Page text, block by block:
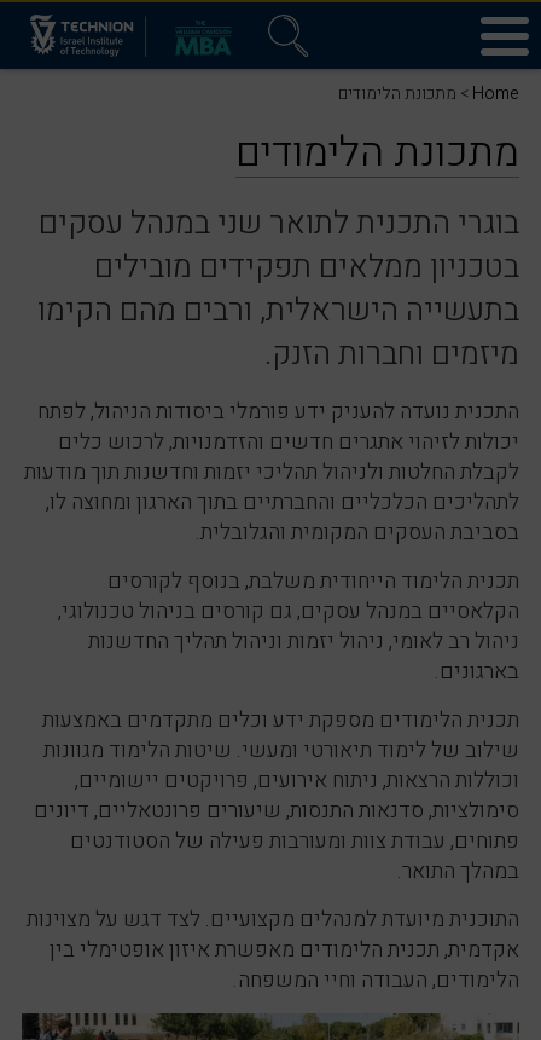
Home> מתכונת הלימודים
מתכונת הלימודים
בוגרי התכנית לתואר שני במנהל עסקים
בטכניון ממלאים תפקידים מובילים
בתעשייה הישראלית, ורבים מהם הקימו
מיזמים וחברות הזנק.
התכנית נועדה להעניק ידע פורמלי ביסודות הניהול, לפתח
יכולות לזיהוי אתגרים חדשים והזדמנויות, לרכוש כלים
לקבלת החלטות ולניהול תהליכי יזמות וחדשנות תוך מודעות
לתהליכים הכלכליים והחברתיים בתוך הארגון ומחוצה לו,
בסביבת העסקים המקומית והגלובלית.
תכנית הלימוד הייחודית משלבת, בנוסף לקורסים
הקלאסיים במנהל עסקים, גם קורסים בניהול טכנולוגי,
ניהול רב לאומי, ניהול יזמות וניהול תהליך החדשנות
בארגונים.
תכנית הלימודים מספקת ידע וכלים מתקדמים באמצעות
שילוב של לימוד תיאורטי ומעשי. שיטות הלימוד מגוונות
וכוללות הרצאות, ניתוח אירועים, פרויקטים יישומיים,
סימולציות, סדנאות התנסות, שיעורים פרונטאליים, דיונים
פתוחים, עבודת צוות ומעורבות פעילה של הסטודנטים
במהלך התואר.
התוכנית מיועדת למנהלים מקצועיים. לצד דגש על מצוינות
אקדמית, תכנית הלימודים מאפשרת איזון אופטימלי בין
הלימודים, העבודה וחיי המשפחה.